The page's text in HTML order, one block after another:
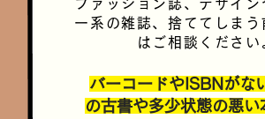
ファッション誌、デザイン
ー系の雑誌、捨ててしまう
はご相談ください
バーコードやISBNがな
の古書や多少状態の悪い